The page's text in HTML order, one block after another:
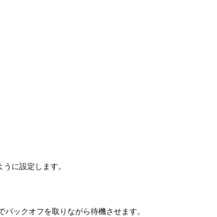
に設定します。
ックオフを取りながら待機させます。